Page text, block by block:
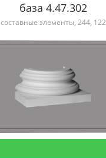
база 4.47.302
составные элементы, 244, 122